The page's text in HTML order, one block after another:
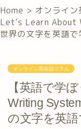
Home > オンライ
Let’s Learn
世界の文字を英語で
オンライン英会話コラム
【英語で学
Writing
の文字を英語